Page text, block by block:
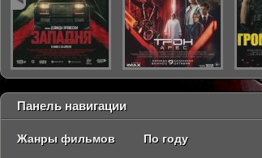
Панель навигации
Жанры фильмов По году